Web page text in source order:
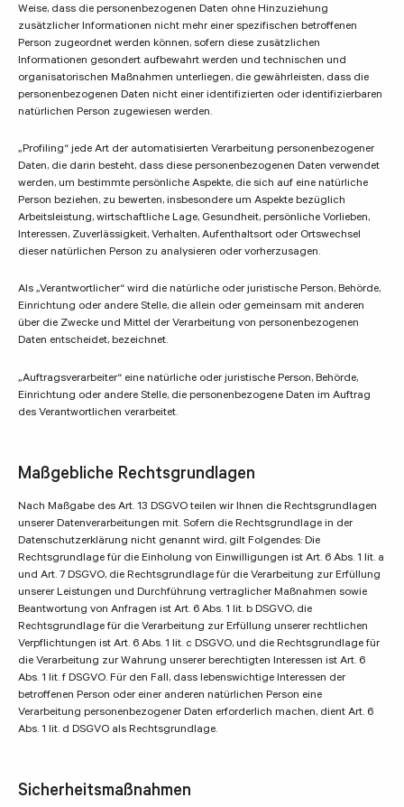
Weise, dass die personenbezogenen Daten ohne Hinzuziehung
zusätzlicher Informationen nicht mehr einer spezifischen betroffenen
Person zugeordnet werden können, sofern diese zusätzlichen
Informationen gesondert aufbewahrt werden und technischen und
organisatorischen Maßnahmen unterliegen, die gewährleisten, dass die
personenbezogenen Daten nicht einer identifizierten oder identifizierbaren
natürlichen Person zugewiesen werden.
„Profiling“ jede Art der automatisierten Verarbeitung personenbezogener
Daten, die darin besteht, dass diese personenbezogenen Daten verwendet
werden, um bestimmte persönliche Aspekte, die sich auf eine natürliche
Person beziehen, zu bewerten, insbesondere um Aspekte bezüglich
Arbeitsleistung, wirtschaftliche Lage, Gesundheit, persönliche Vorlieben,
Interessen, Zuverlässigkeit, Verhalten, Aufenthaltsort oder Ortswechsel
dieser natürlichen Person zu analysieren oder vorherzusagen.
Als „Verantwortlicher“ wird die natürliche oder juristische Person, Behörde,
Einrichtung oder andere Stelle, die allein oder gemeinsam mit anderen
über die Zwecke und Mittel der Verarbeitung von personenbezogenen
Daten entscheidet, bezeichnet.
„Auftragsverarbeiter“ eine natürliche oder juristische Person, Behörde,
Einrichtung oder andere Stelle, die personenbezogene Daten im Auftrag
des Verantwortlichen verarbeitet.
Maßgebliche Rechtsgrundlagen
Nach Maßgabe des Art. 13 DSGVO teilen wir Ihnen die Rechtsgrundlagen
unserer Datenverarbeitungen mit. Sofern die Rechtsgrundlage in der
Datenschutzerklärung nicht genannt wird, gilt Folgendes: Die
Rechtsgrundlage für die Einholung von Einwilligungen ist Art. 6 Abs. 1 lit. a
und Art. 7 DSGVO, die Rechtsgrundlage für die Verarbeitung zur Erfüllung
unserer Leistungen und Durchführung vertraglicher Maßnahmen sowie
Beantwortung von Anfragen ist Art. 6 Abs. 1 lit. b DSGVO, die
Rechtsgrundlage für die Verarbeitung zur Erfüllung unserer rechtlichen
Verpflichtungen ist Art. 6 Abs. 1 lit. c DSGVO, und die Rechtsgrundlage für
die Verarbeitung zur Wahrung unserer berechtigten Interessen ist Art. 6
Abs. 1 lit. f DSGVO. Für den Fall, dass lebenswichtige Interessen der
betroffenen Person oder einer anderen natürlichen Person eine
Verarbeitung personenbezogener Daten erforderlich machen, dient Art. 6
Abs. 1 lit. d DSGVO als Rechtsgrundlage.
Sicherheitsmaßnahmen